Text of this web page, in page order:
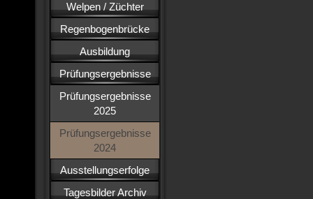
Welpen / Züchter
Regenbogenbrücke
Ausbildung
Prüfungsergebnisse
Prüfungsergebnisse
2025
Prüfungsergebnisse
2024
Ausstellungserfolge
Tagesbilder Archiv